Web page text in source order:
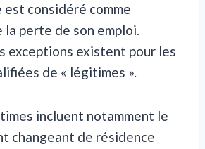
est considéré comme
la perte de son emploi.
exceptions existent pour les
de « légitimes ».
incluent notamment le
changeant de résidence